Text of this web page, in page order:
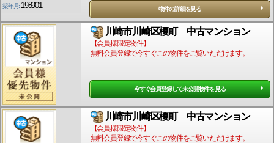
築年月: 198901 物件の詳細を見る
川崎市川崎区榎町 中古マンション
【会員様限定物件】
無料会員登録で今すぐこの物件をご覧いただけます。
今すぐ会員登録して未公開物件を見る
川崎市川崎区榎町 中古マンション
【会員様限定物件】
無料会員登録で今すぐこの物件をご覧いただけます。